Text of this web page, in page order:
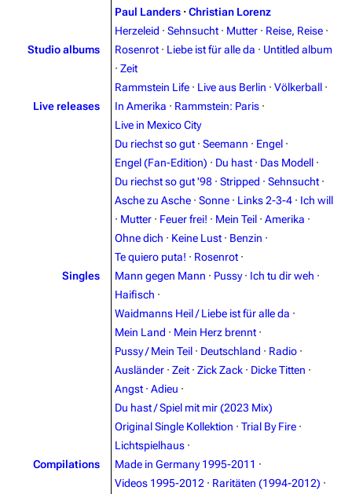
3.4K 12 290.4K
Navigation
Main page
Random page
Rammstein
Information
Discography
Videography
Song list
Merchandise
Emigrate
Lindemann
Information
Paul Landers · Christian Lorenz
Studio albums
Herzeleid · Sehnsucht · Mutter · Reise, Reise ·
Rosenrot · Liebe ist für alle da · Untitled album
· Zeit
Live releases
Rammstein Life · Live aus Berlin · Völkerball ·
In Amerika · Rammstein: Paris ·
Live in Mexico City
Singles
Du riechst so gut · Seemann · Engel ·
Engel (Fan-Edition) · Du hast · Das Modell ·
Du riechst so gut '98 · Stripped · Sehnsucht ·
Asche zu Asche · Sonne · Links 2-3-4 · Ich will
· Mutter · Feuer frei! · Mein Teil · Amerika ·
Ohne dich · Keine Lust · Benzin ·
Te quiero puta! · Rosenrot ·
Mann gegen Mann · Pussy · Ich tu dir weh ·
Haifisch ·
Waidmanns Heil / Liebe ist für alle da ·
Mein Land · Mein Herz brennt ·
Pussy / Mein Teil · Deutschland · Radio ·
Ausländer · Zeit · Zick Zack · Dicke Titten ·
Angst · Adieu ·
Du hast / Spiel mit mir (2023 Mix)
Compilations
Original Single Kollektion · Trial By Fire ·
Lichtspielhaus ·
Made in Germany 1995-2011 ·
Videos 1995-2012 · Raritäten (1994-2012) ·